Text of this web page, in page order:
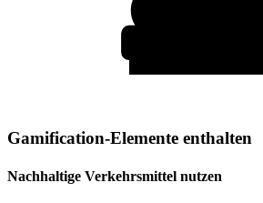
Gamification-Elemente enthalten
Nachhaltige Verkehrsmittel nutzen